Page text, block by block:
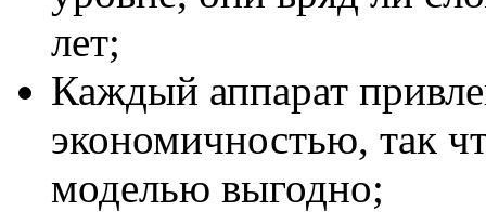
лет;
Каждый аппарат
экономичностью, так
моделью выгодно;